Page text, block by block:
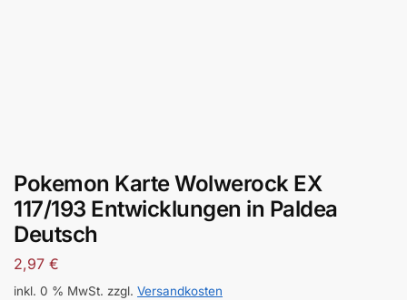
Pokemon Karte Wolwerock EX
117/193 Entwicklungen in Paldea
Deutsch
2,97 €
inkl. 0 % MwSt. zzgl. Versandkosten